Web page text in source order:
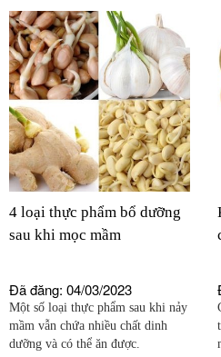
4 loại thực phẩm bổ dưỡng
sau khi mọc mầm
Đã đăng: 04/03/2023
Một số loại thực phẩm sau khi nảy
mầm vẫn chứa nhiều chất dinh
dưỡng và có thể ăn được.